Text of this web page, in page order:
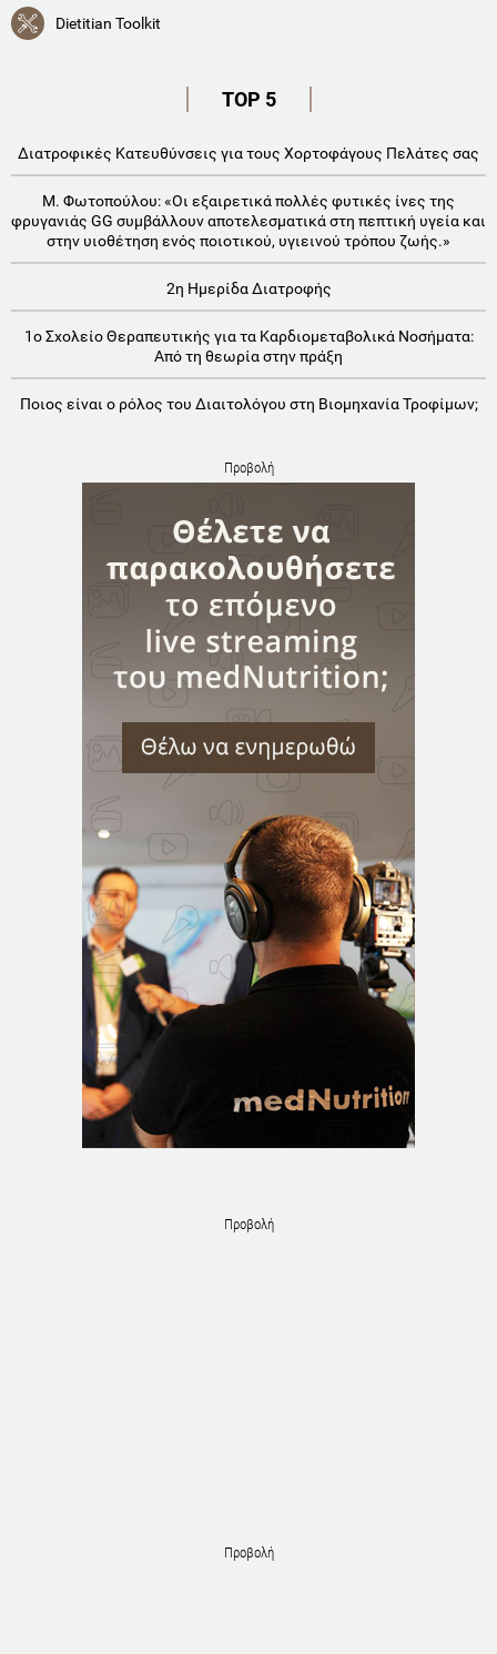
Dietitian Toolkit
TOP 5
Διατροφικές Κατευθύνσεις για τους Χορτοφάγους Πελάτες σας
Μ. Φωτοπούλου: «Οι εξαιρετικά πολλές φυτικές ίνες της
φρυγανιάς GG συμβάλλουν αποτελεσματικά στη πεπτική υγεία και
στην υιοθέτηση ενός ποιοτικού, υγιεινού τρόπου ζωής.»
2η Ημερίδα Διατροφής
1o Σχολείο Θεραπευτικής για τα Καρδιομεταβολικά Νοσήματα:
Aπό τη θεωρία στην πράξη
Ποιος είναι ο ρόλος του Διαιτολόγου στη Βιομηχανία Τροφίμων;
Προβολή
Προβολή
Προβολή